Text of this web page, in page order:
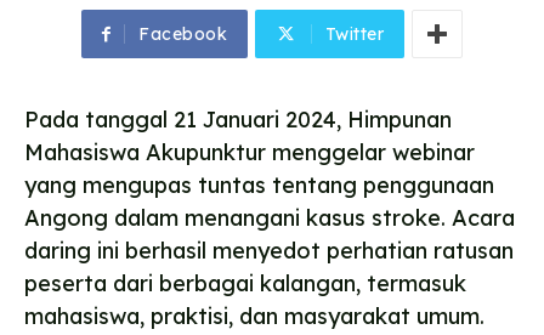
Facebook Twitter
Pada tanggal 21 Januari 2024, Himpunan
Mahasiswa Akupunktur menggelar webinar
yang mengupas tuntas tentang penggunaan
Angong dalam menangani kasus stroke. Acara
daring ini berhasil menyedot perhatian ratusan
peserta dari berbagai kalangan, termasuk
mahasiswa, praktisi, dan masyarakat umum.